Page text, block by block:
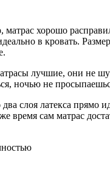
хорошо
в кровать.
лучшие, они не
ночью не
слоя латекса прямо
время сам матрас